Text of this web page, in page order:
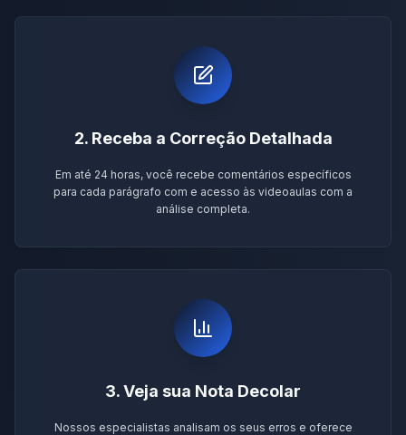
2. Receba a Correção Detalhada
Em até 24 horas, você recebe comentários específicos
para cada parágrafo com e acesso às videoaulas com a
análise completa.
3. Veja sua Nota Decolar
Nossos especialistas analisam os seus erros e oferece